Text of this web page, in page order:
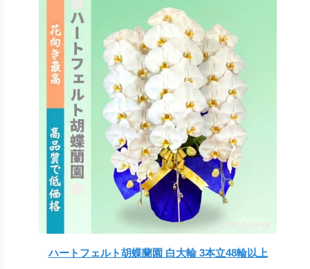
ハートフェルト胡蝶蘭園 白大輪 3本立48輪以上